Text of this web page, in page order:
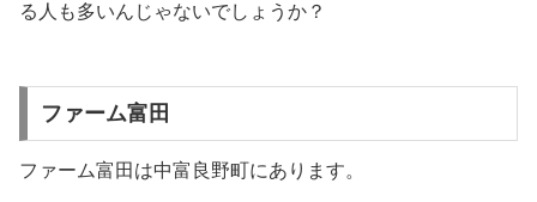
る人も多いんじゃないでしょうか？
ファーム富田
ファーム富田は中富良野町にあります。